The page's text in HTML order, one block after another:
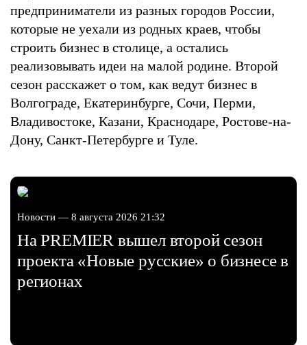
предприниматели из разных городов России,
которые не уехали из родных краев, чтобы
строить бизнес в столице, а остались
реализовывать идеи на малой родине. Второй
сезон расскажет о том, как ведут бизнес в
Волгограде, Екатеринбурге, Сочи, Перми,
Владивостоке, Казани, Краснодаре, Ростове-на-
Дону, Санкт-Петербурге и Туле.
Новости — 8 августа 2026 21:32
На PREMIER вышел второй сезон
проекта «Новые русские» о бизнесе в
регионах